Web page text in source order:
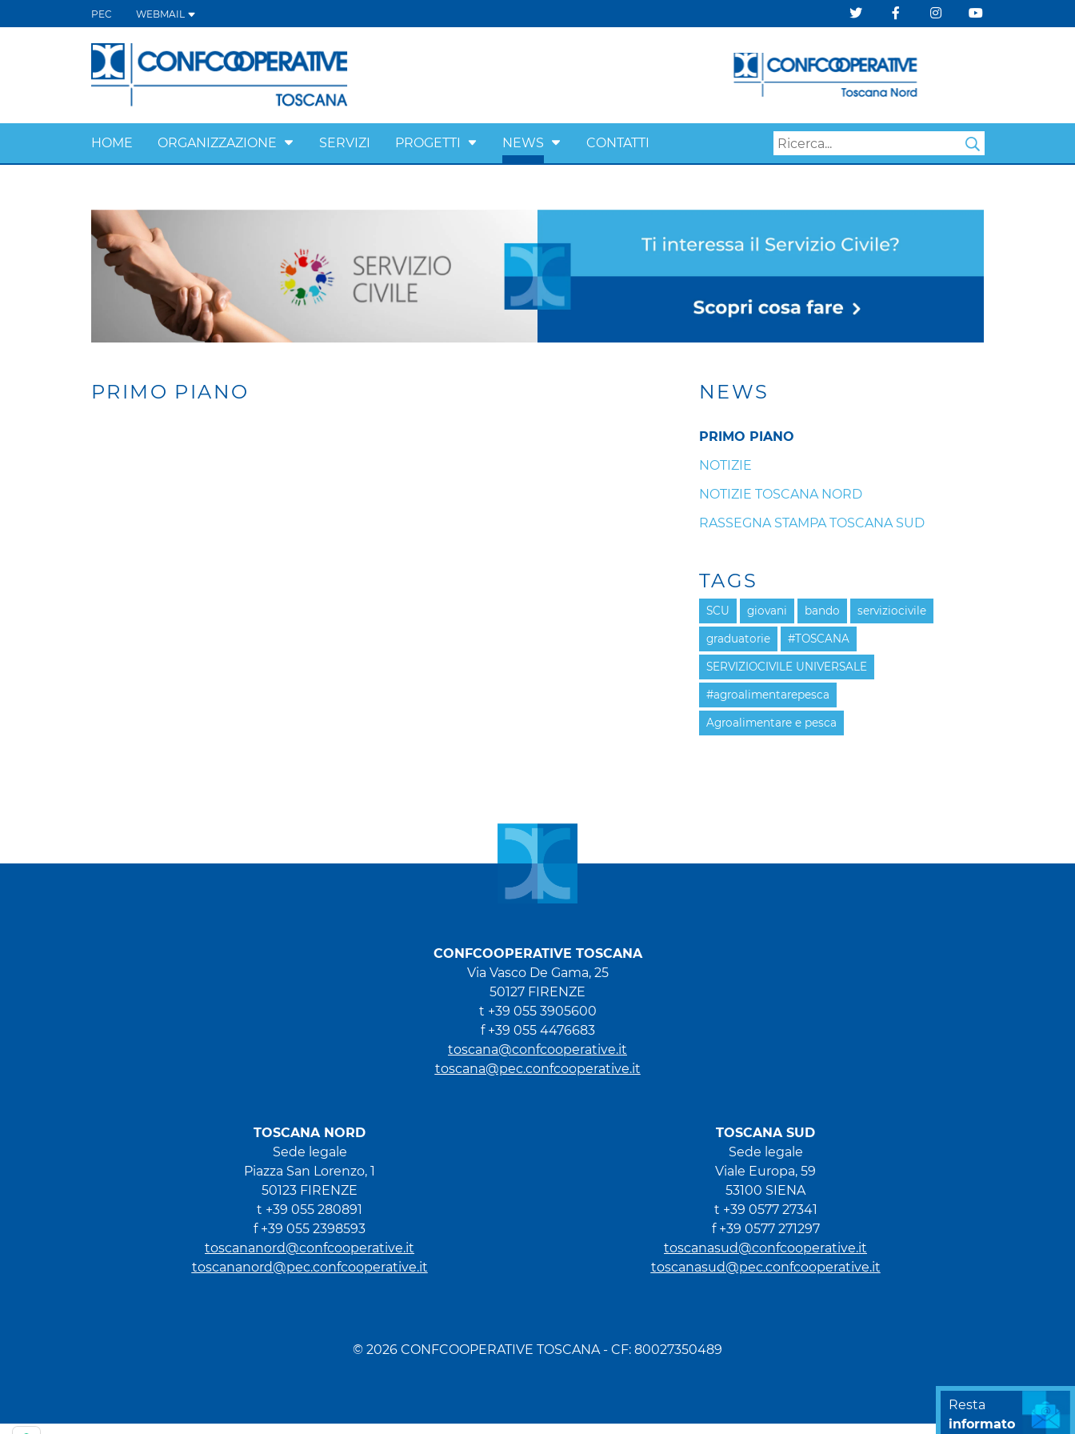
PEC WEBMAIL
HOME ORGANIZZAZIONE SERVIZI PROGETTI NEWS CONTATTI
PRIMO PIANO NEWS
PRIMO PIANO
NOTIZIE
NOTIZIE TOSCANA NORD
RASSEGNA STAMPA TOSCANA SUD
TAGS
SCU giovani bando serviziocivile
graduatorie #TOSCANA
SERVIZIOCIVILE UNIVERSALE
#agroalimentarepesca
Agroalimentare e pesca
Resta
informato
CONFCOOPERATIVE TOSCANA
Via Vasco De Gama, 25
50127 FIRENZE
t +39 055 3905600
f +39 055 4476683
toscana@confcooperative.it
toscana@pec.confcooperative.it
TOSCANA NORD
Sede legale
Piazza San Lorenzo, 1
50123 FIRENZE
t +39 055 280891
f +39 055 2398593
toscananord@confcooperative.it
toscananord@pec.confcooperative.it
TOSCANA SUD
Sede legale
Viale Europa, 59
53100 SIENA
t +39 0577 27341
f +39 0577 271297
toscanasud@confcooperative.it
toscanasud@pec.confcooperative.it
© 2026 CONFCOOPERATIVE TOSCANA - CF: 80027350489